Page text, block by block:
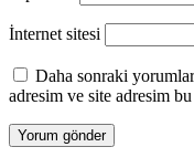
İnternet sitesi
Daha sonraki
adresim ve site adresim